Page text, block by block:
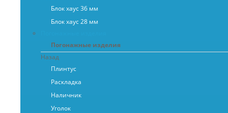
Блок хаус 36 мм
Блок хаус 28 мм
Погонажные изделия
Назад
Плинтус
Раскладка
Наличник
Уголок